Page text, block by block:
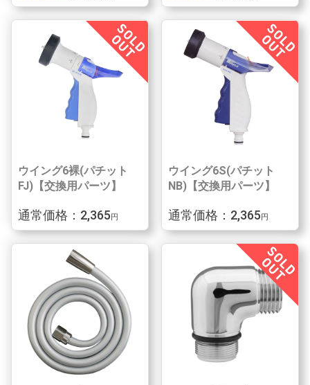
ウイング6裸(パチット
FJ)【交換用パーツ】
通常価格：2,365円
ウイング6S(パチット
NB)【交換用パーツ】
通常価格：2,365円